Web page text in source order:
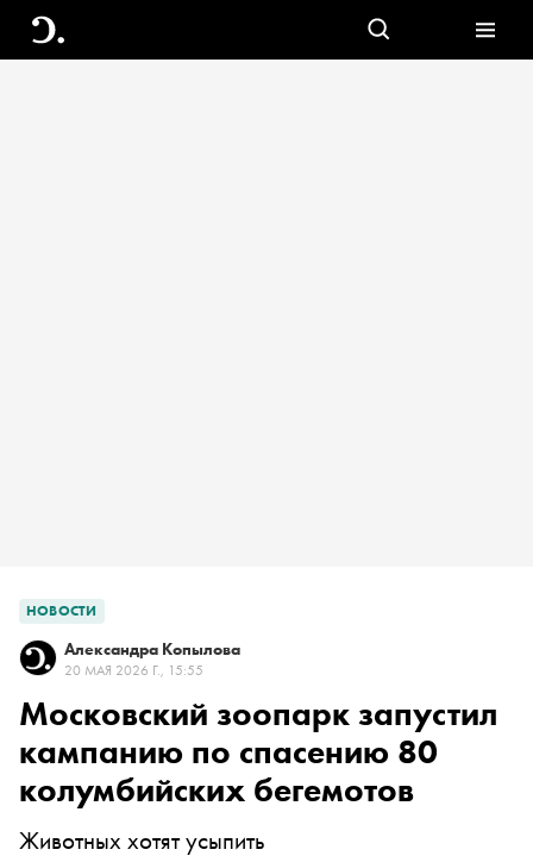
НОВОСТИ
Александра Копылова
20 МАЯ 2026 Г., 15:55
Московский зоопарк запустил
кампанию по спасению 80
колумбийских бегемотов
Животных хотят усыпить